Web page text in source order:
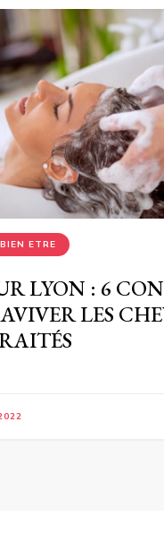
ETRE
LYON : 6
LES